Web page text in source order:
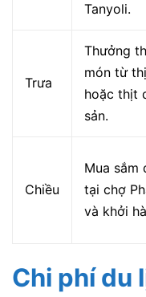
Tanyoli.
Trưa
Thưởng
món từ
hoặc thịt
sản.
Chiều
Mua sắm
tại chợ
và khởi
Chi phí du